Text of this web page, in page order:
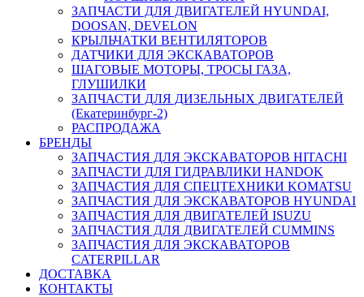
ЗАПЧАСТИ ДЛЯ ДВИГАТЕЛЕЙ HYUNDAI,
DOOSAN, DEVELON
КРЫЛЬЧАТКИ ВЕНТИЛЯТОРОВ
ДАТЧИКИ ДЛЯ ЭКСКАВАТОРОВ
ШАГОВЫЕ МОТОРЫ, ТРОСЫ ГАЗА,
ГЛУШИЛКИ
ЗАПЧАСТИ ДЛЯ ДИЗЕЛЬНЫХ ДВИГАТЕЛЕЙ
(Екатеринбург-2)
РАСПРОДАЖА
БРЕНДЫ
ЗАПЧАСТИЯ ДЛЯ ЭКСКАВАТОРОВ HITACHI
ЗАПЧАСТИ ДЛЯ ГИДРАВЛИКИ HANDOK
ЗАПЧАСТИЯ ДЛЯ СПЕЦТЕХНИКИ KOMATSU
ЗАПЧАСТИЯ ДЛЯ ЭКСКАВАТОРОВ HYUNDAI
ЗАПЧАСТИЯ ДЛЯ ДВИГАТЕЛЕЙ ISUZU
ЗАПЧАСТИЯ ДЛЯ ДВИГАТЕЛЕЙ CUMMINS
ЗАПЧАСТИЯ ДЛЯ ЭКСКАВАТОРОВ
CATERPILLAR
ДОСТАВКА
КОНТАКТЫ